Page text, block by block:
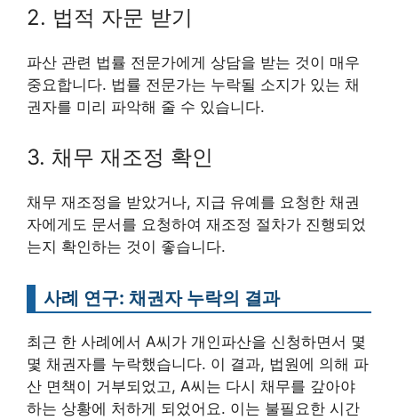
2. 법적 자문 받기
파산 관련 법률 전문가에게 상담을 받는 것이 매우
중요합니다. 법률 전문가는 누락될 소지가 있는 채
권자를 미리 파악해 줄 수 있습니다.
3. 채무 재조정 확인
채무 재조정을 받았거나, 지급 유예를 요청한 채권
자에게도 문서를 요청하여 재조정 절차가 진행되었
는지 확인하는 것이 좋습니다.
사례 연구: 채권자 누락의 결과
최근 한 사례에서 A씨가 개인파산을 신청하면서 몇
몇 채권자를 누락했습니다. 이 결과, 법원에 의해 파
산 면책이 거부되었고, A씨는 다시 채무를 갚아야
하는 상황에 처하게 되었어요. 이는 불필요한 시간